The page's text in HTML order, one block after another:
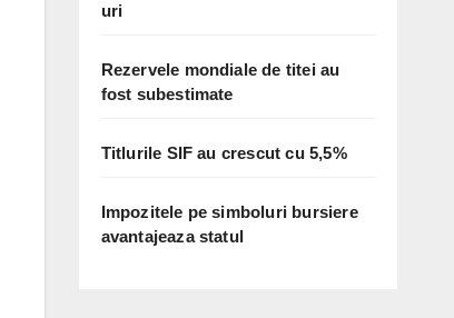
uri
Rezervele mondiale de titei au
fost subestimate
Titlurile SIF au crescut cu 5,5%
Impozitele pe simboluri bursiere
avantajeaza statul